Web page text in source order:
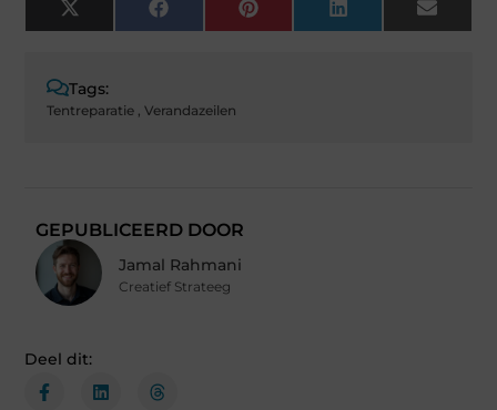
X
(Twitter)
Facebook Pinterest LinkedIn Email
Tags:
Tentreparatie ,Verandazeilen
GEPUBLICEERD DOOR
Jamal Rahmani
Creatief Strateeg
Deel dit: